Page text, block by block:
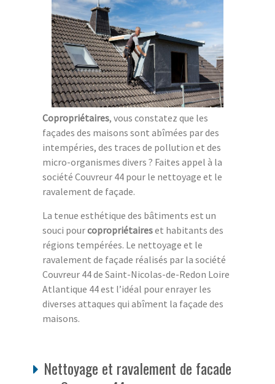
Copropriétaires, vous constatez que les
façades des maisons sont abîmées par des
intempéries, des traces de pollution et des
micro-organismes divers ? Faites appel à la
société Couvreur 44 pour le nettoyage et le
ravalement de façade.
La tenue esthétique des bâtiments est un
souci pourcopropriétaireset habitants des
régions tempérées. Le nettoyage et le
ravalement de façade réalisés par la société
Couvreur 44 de Saint-Nicolas-de-Redon Loire
Atlantique 44 est l’idéal pour enrayer les
diverses attaques qui abîment la façade des
maisons.
Nettoyage et ravalement de facade